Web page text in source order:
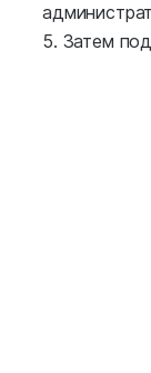
5. Затем